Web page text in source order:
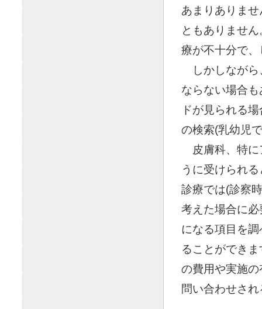
あまりありま
ともありませ
療が不十分で
しかしなが
ならない場合
ドが見られる
の検索(乳幼児
皮膚科、特
うに受けられ
診療では(診察
考えた場合に
になる項目を
ることができ
の費用や実施
問い合わせさ